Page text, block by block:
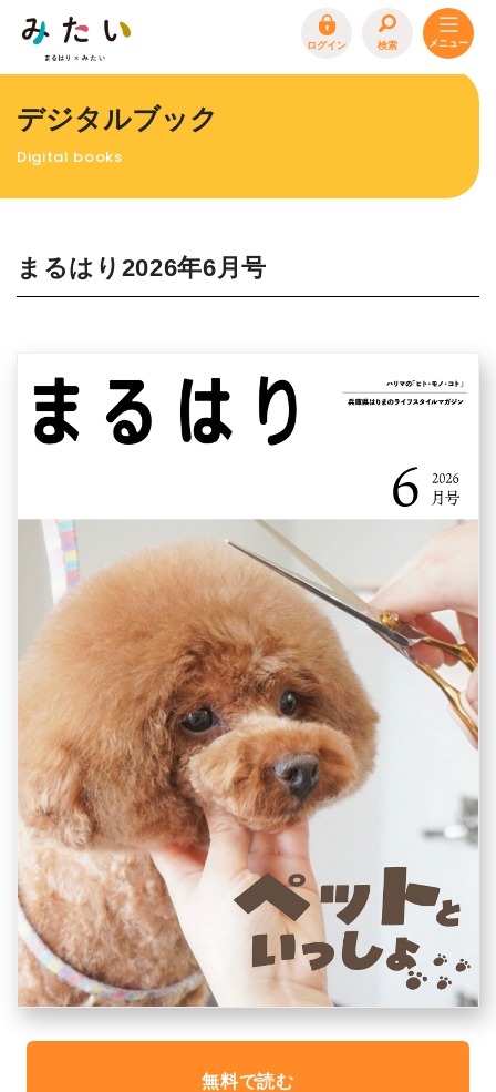
ログイン 検索
特集
地場産品/ツクリビト
エリア特集
サイトポリシー プライバシーポリシー 運営会社
FAQ
デジタルブック
Digital books
まるはり2026年6月号
無料で読む